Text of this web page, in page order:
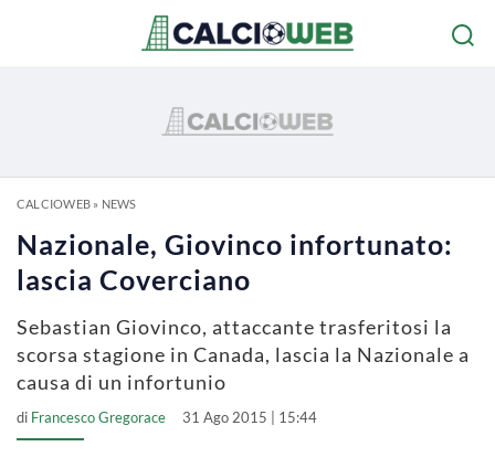
CALCIOWEB» NEWS
Nazionale, Giovinco infortunato:
lascia Coverciano
Sebastian Giovinco, attaccante trasferitosi la
scorsa stagione in Canada, lascia la Nazionale a
causa di un infortunio
di Francesco Gregorace 31 Ago 2015 | 15:44